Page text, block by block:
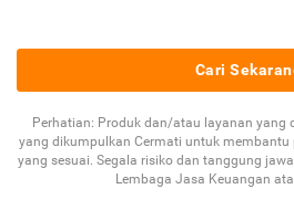
Cari
Perhatian: Produk dan/atau layanan yang
yang dikumpulkan Cermati untuk
yang sesuai. Segala risiko dan tanggung
Lembaga Jasa Keuangan